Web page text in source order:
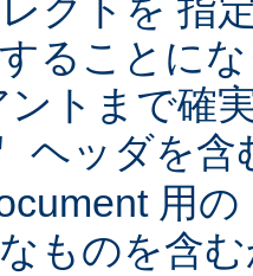
クトを 指
ることに
ントまで確
ヘッダを含
用
ものを含